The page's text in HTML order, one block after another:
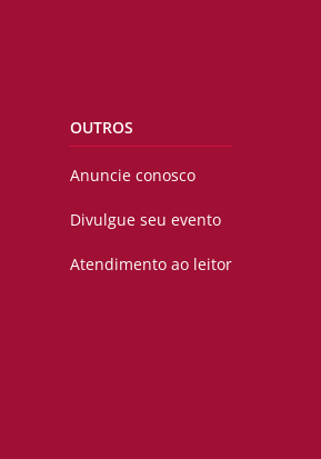
OUTROS
Anuncie conosco
Divulgue seu evento
Atendimento ao leitor